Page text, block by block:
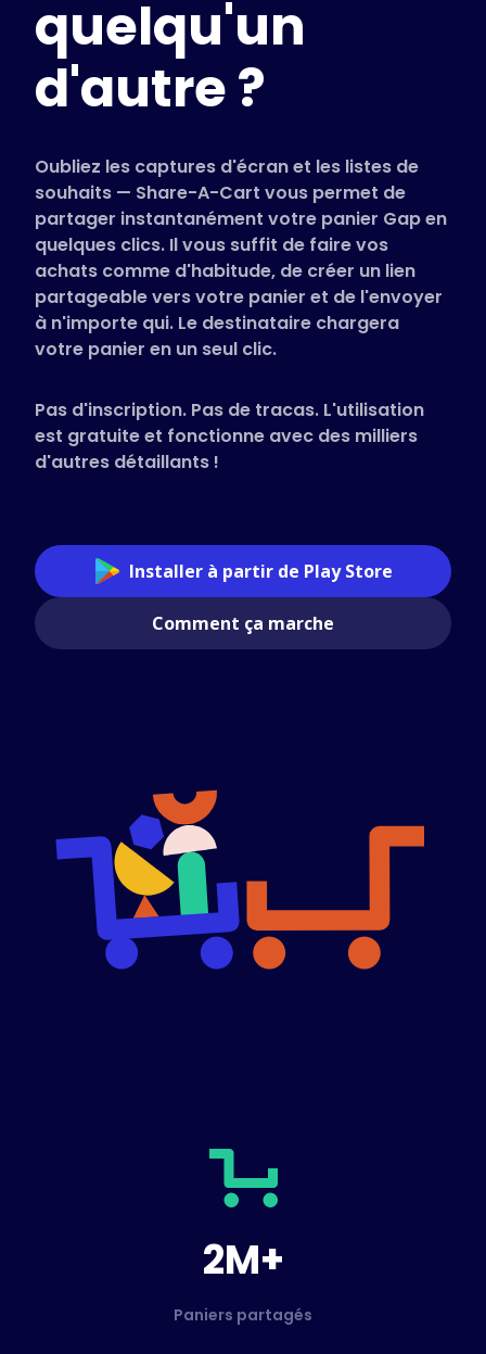
Magasins pris en charge
FAQ
Guides d'utilisation
Français (French)
quelqu'un
d'autre ?
Oubliez les captures d'écran et les listes de
souhaits — Share-A-Cart vous permet de
partager instantanément votre panier Gap en
quelques clics. Il vous suffit de faire vos
achats comme d'habitude, de créer un lien
partageable vers votre panier et de l'envoyer
à n'importe qui. Le destinataire chargera
votre panier en un seul clic.
Pas d'inscription. Pas de tracas. L'utilisation
est gratuite et fonctionne avec des milliers
d'autres détaillants !
Installer à partir de Play Store
Comment ça marche
2M+
Paniers partagés